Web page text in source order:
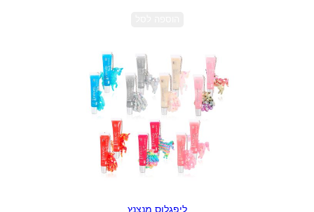
ליפגלוס מנצנץ